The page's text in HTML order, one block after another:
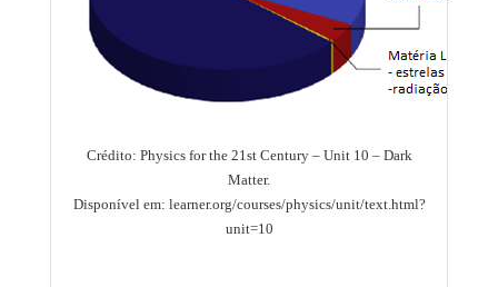
Crédito: Physics for the 21st Century – Unit 10 – Dark
Matter.
Disponível em: learner.org/courses/physics/unit/text.html?
unit=10